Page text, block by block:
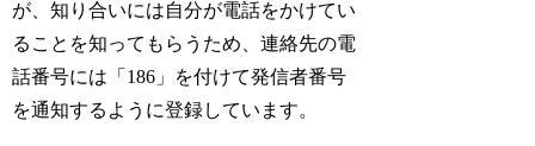
が、知り合いには自分が電話をかけてい
ることを知ってもらうため、連絡先の電
話番号には「186」を付けて発信者番号
を通知するように登録しています。